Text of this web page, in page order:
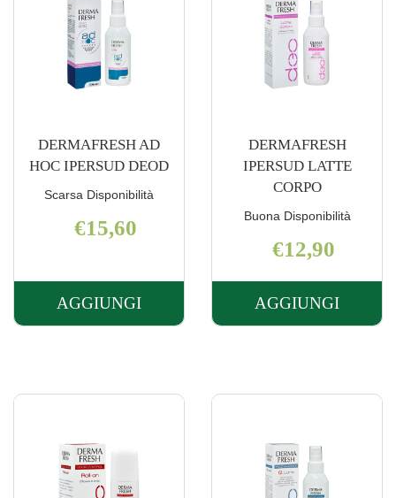
CARRELLO
DERMAFRESH AD
HOC IPERSUD DEOD
Scarsa Disponibilità
€15,60
AGGIUNGI
AGGIUNGI DERMAFRESH
DERMAFRESH
IPERSUD LATTE
CORPO
Buona Disponibilità
€12,90
AGGIUNGI
AGGIUNGI